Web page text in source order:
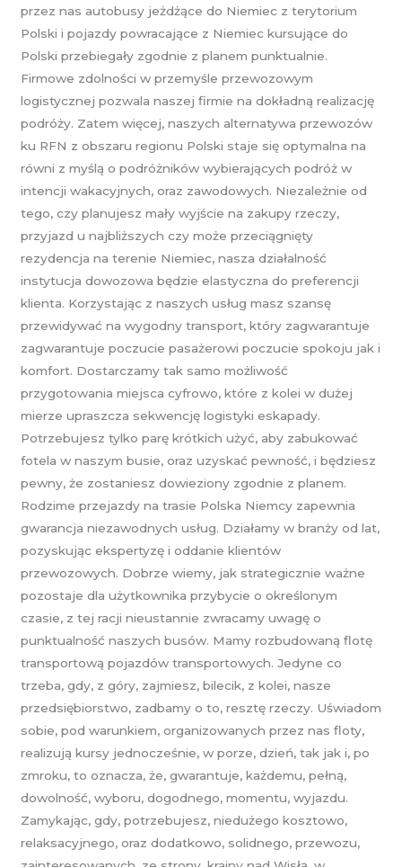
przez nas autobusy jeżdżące do Niemiec z terytorium
Polski i pojazdy powracające z Niemiec kursujące do
Polski przebiegały zgodnie z planem punktualnie.
Firmowe zdolności w przemyśle przewozowym
logistycznej pozwala naszej firmie na dokładną realizację
podróży. Zatem więcej, naszych alternatywa przewozów
ku RFN z obszaru regionu Polski staje się optymalna na
równi z myślą o podróżników wybierających podróż w
intencji wakacyjnych, oraz zawodowych. Niezależnie od
tego, czy planujesz mały wyjście na zakupy rzeczy,
przyjazd u najbliższych czy może przeciągnięty
rezydencja na terenie Niemiec, nasza działalność
instytucja dowozowa będzie elastyczna do preferencji
klienta. Korzystając z naszych usług masz szansę
przewidywać na wygodny transport, który zagwarantuje
zagwarantuje poczucie pasażerowi poczucie spokoju jak i
komfort. Dostarczamy tak samo możliwość
przygotowania miejsca cyfrowo, które z kolei w dużej
mierze upraszcza sekwencję logistyki eskapady.
Potrzebujesz tylko parę krótkich użyć, aby zabukować
fotela w naszym busie, oraz uzyskać pewność, i będziesz
pewny, że zostaniesz dowieziony zgodnie z planem.
Rodzime przejazdy na trasie Polska Niemcy zapewnia
gwarancja niezawodnych usług. Działamy w branży od lat,
pozyskując ekspertyzę i oddanie klientów
przewozowych. Dobrze wiemy, jak strategicznie ważne
pozostaje dla użytkownika przybycie o określonym
czasie, z tej racji nieustannie zwracamy uwagę o
punktualność naszych busów. Mamy rozbudowaną flotę
transportową pojazdów transportowych. Jedyne co
trzeba, gdy, z góry, zajmiesz, bilecik, z kolei, nasze
przedsiębiorstwo, zadbamy o to, resztę rzeczy. Uświadom
sobie, pod warunkiem, organizowanych przez nas floty,
realizują kursy jednocześnie, w porze, dzień, tak jak i, po
zmroku, to oznacza, że, gwarantuje, każdemu, pełną,
dowolność, wyboru, dogodnego, momentu, wyjazdu.
Zamykając, gdy, potrzebujesz, niedużego kosztowo,
relaksacyjnego, oraz dodatkowo, solidnego, przewozu,